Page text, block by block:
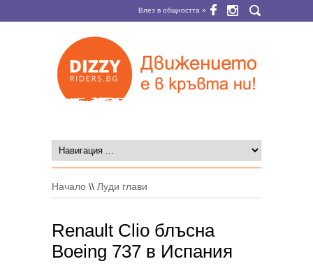
Влез в общността »
Начало \\ Луди глави
Renault Clio блъсна
Boeing 737 в Испания